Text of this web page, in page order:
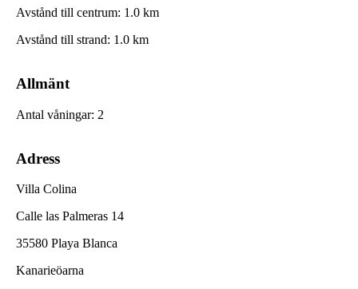
Avstånd till centrum: 1.0 km
Avstånd till strand: 1.0 km
Allmänt
Antal våningar: 2
Adress
Villa Colina
Calle las Palmeras 14
35580 Playa Blanca
Kanarieöarna